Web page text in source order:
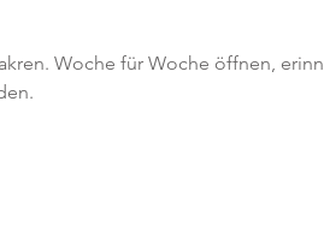
Woche für Woche öffnen,